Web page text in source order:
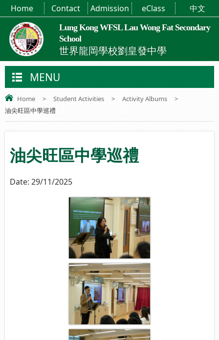
Lung Kong WFSL Lau Wong Fat Secondary
School
世界龍岡學校劉皇發中學
Home Contact Admission eClass 中文
MENU
Home > Student Activities > Activity Albums
>
油尖旺區中學巡禮
油尖旺區中學巡禮
Date: 29/11/2025